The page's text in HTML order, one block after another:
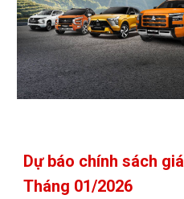
Dự báo chính sách
Tháng 01/2026